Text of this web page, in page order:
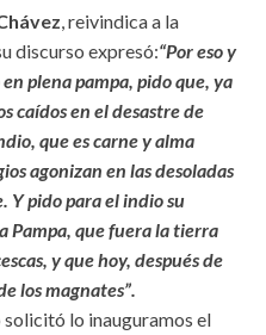
, reivindica a la
discurso expresó:“Por eso y
plena pampa, pido que, ya
caídos en el desastre de
que es carne y alma
agonizan en las desoladas
Y pido para el indio su
Pampa, que fuera la tierra
y que hoy, después de
los magnates”.
solicitó lo inauguramos el